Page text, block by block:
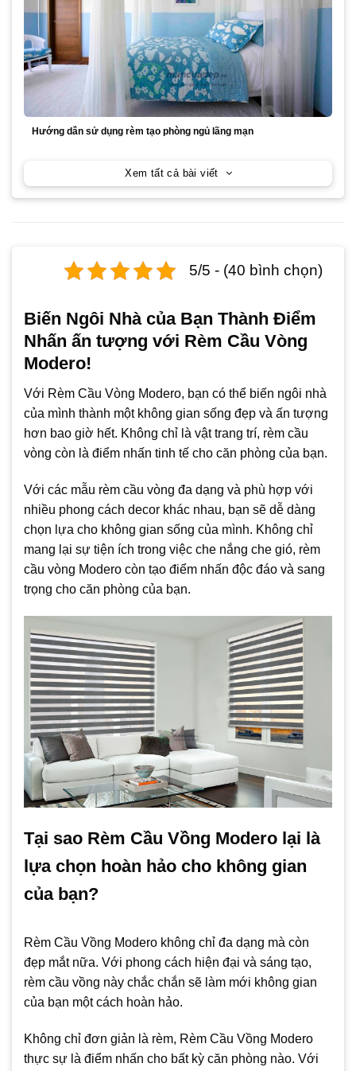
5/5 - (40 bình chọn)
Biến Ngôi Nhà của Bạn Thành Điểm
Nhấn ấn tượng với Rèm Cầu Vòng
Modero!
Với Rèm Cầu Vòng Modero, bạn có thể biến ngôi nhà
của mình thành một không gian sống đẹp và ấn tượng
hơn bao giờ hết. Không chỉ là vật trang trí, rèm cầu
vòng còn là điểm nhấn tinh tế cho căn phòng của bạn.
Với các mẫu rèm cầu vòng đa dạng và phù hợp với
nhiều phong cách decor khác nhau, bạn sẽ dễ dàng
chọn lựa cho không gian sống của mình. Không chỉ
mang lại sự tiện ích trong việc che nắng che gió, rèm
cầu vòng Modero còn tạo điểm nhấn độc đáo và sang
trọng cho căn phòng của bạn.
Tại sao Rèm Cầu Vồng Modero lại là
lựa chọn hoàn hảo cho không gian
của bạn?
Rèm Cầu Vồng Modero không chỉ đa dạng mà còn
đẹp mắt nữa. Với phong cách hiện đại và sáng tạo,
rèm cầu vồng này chắc chắn sẽ làm mới không gian
của bạn một cách hoàn hảo.
Không chỉ đơn giản là rèm, Rèm Cầu Vồng Modero
thực sự là điểm nhấn cho bất kỳ căn phòng nào. Với
Hướng dẫn sử dụng rèm tạo phòng ngủ lãng mạn
Xem tất cả bài viết